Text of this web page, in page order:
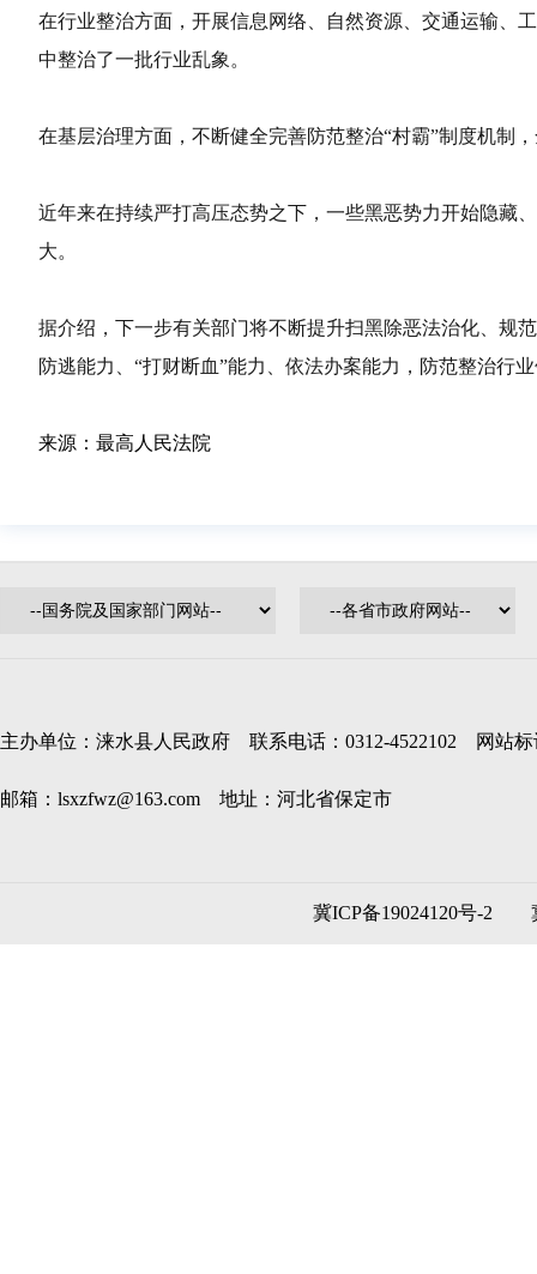
在行业整治方面，开展信息网络、自然资源、交通运输、
中整治了一批行业乱象。
在基层治理方面，不断健全完善防范整治“村霸”制度机制
近年来在持续严打高压态势之下，一些黑恶势力开始隐藏
大。
据介绍，下一步有关部门将不断提升扫黑除恶法治化、规
防逃能力、“打财断血”能力、依法办案能力，防范整治行
来源：最高人民法院
主办单位：涞水县人民政府 联系电话：0312-4522102 网站标
邮箱：lsxzfwz@163.com 地址：河北省保定市
冀ICP备19024120号-2